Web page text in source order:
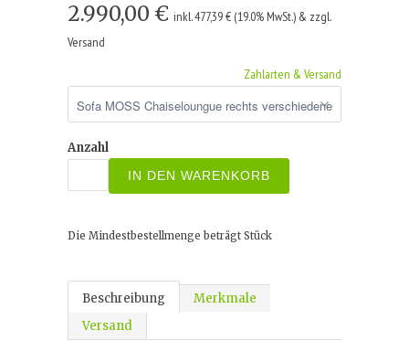
2.990,00 € inkl. 477,39 € (19.0% MwSt.) & zzgl.
Versand
Zahlarten & Versand
Anzahl
IN DEN WARENKORB
Die Mindestbestellmenge beträgt Stück
Beschreibung
Merkmale
Versand